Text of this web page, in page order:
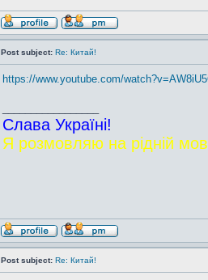
Post subject: Re: Китай!
https://www.youtube.com/
Слава Україні!
Я розмовляю на рідній
Post subject: Re: Китай!